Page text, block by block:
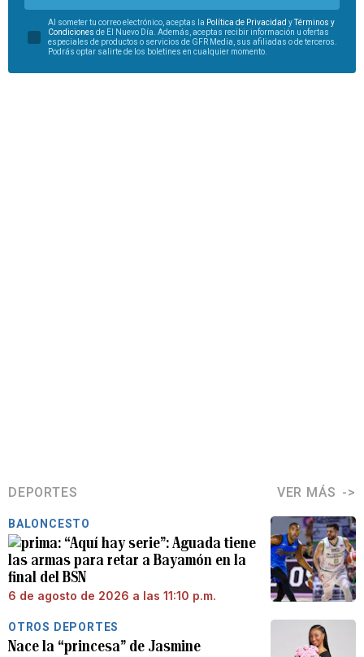
Al someter tu correo electrónico, aceptas la Política de Privacidad yTérminos y
Condiciones de El Nuevo Día. Además, aceptas recibir información u ofertas
especiales de productos o servicios de GFR Media, sus afiliadas o de terceros.
Podrás optar salirte de los boletines en cualquier momento.
DEPORTES VER MÁS
BALONCESTO
“Aquí hay serie”: Aguada tiene
las armas para retar a Bayamón en la
final del BSN
6 de agosto de 2026 a las 11:10 p.m.
OTROS DEPORTES
Nace la “princesa” de Jasmine